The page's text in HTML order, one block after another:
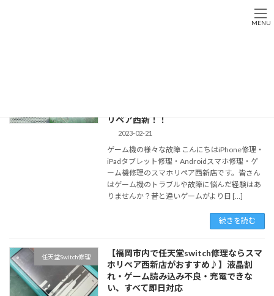
プ
動
リペア西新！！
2023-02-21
ゲーム機の様々な故障 こんにちはiPhone修理・
iPadタブレット修理・Androidスマホ修理・ゲ
ーム機修理のスマホリペア西新店です。皆さん
はゲーム機のトラブルや故障に悩んだ経験はあ
りませんか？昔と違いゲームがより日 […]
続きを読む
任天堂Switch修理
【福岡市内で任天堂switch修理ならスマ
ホリペア西新店がおすすめ♪】液晶割
れ・ゲーム読み込み不良・充電できな
い、すべて即日対応
MENU